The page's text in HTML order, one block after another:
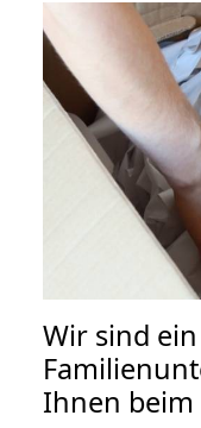
Wir sind ein
Ihnen